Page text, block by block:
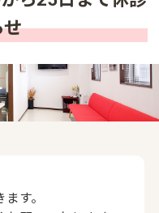
せ
す。